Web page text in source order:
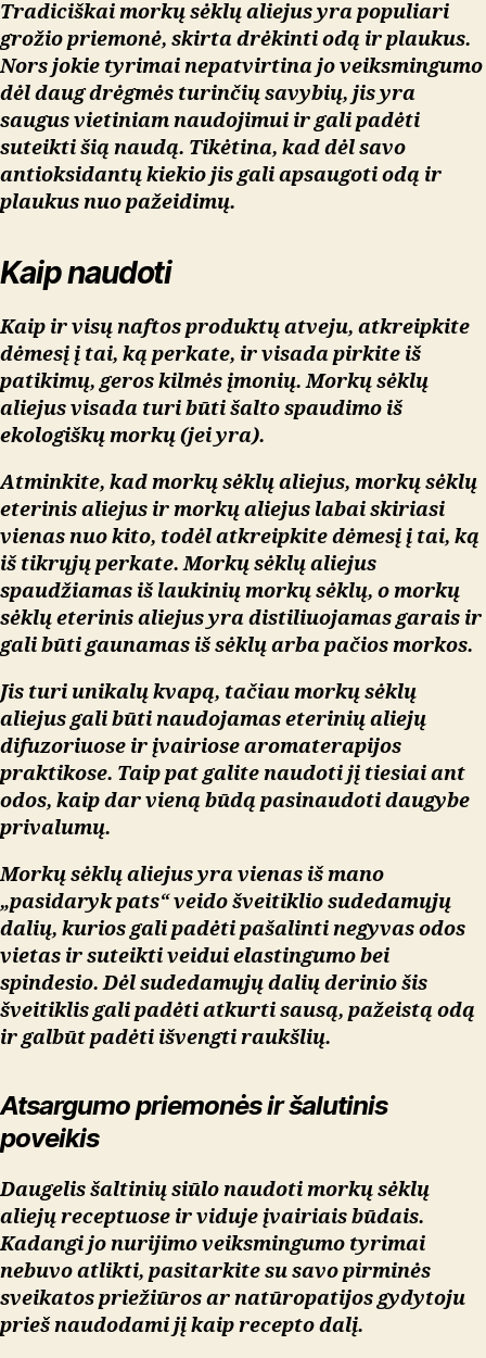
Tradiciškai morkų sėklų aliejus yra populiari
grožio priemonė, skirta drėkinti odą ir plaukus.
Nors jokie tyrimai nepatvirtina jo veiksmingumo
dėl daug drėgmės turinčių savybių, jis yra
saugus vietiniam naudojimui ir gali padėti
suteikti šią naudą. Tikėtina, kad dėl savo
antioksidantų kiekio jis gali apsaugoti odą ir
plaukus nuo pažeidimų.
Kaip naudoti
Kaip ir visų naftos produktų atveju, atkreipkite
dėmesį į tai, ką perkate, ir visada pirkite iš
patikimų, geros kilmės įmonių. Morkų sėklų
aliejus visada turi būti šalto spaudimo iš
ekologiškų morkų (jei yra).
Atminkite, kad morkų sėklų aliejus, morkų sėklų
eterinis aliejus ir morkų aliejus labai skiriasi
vienas nuo kito, todėl atkreipkite dėmesį į tai, ką
iš tikrųjų perkate. Morkų sėklų aliejus
spaudžiamas iš laukinių morkų sėklų, o morkų
sėklų eterinis aliejus yra distiliuojamas garais ir
gali būti gaunamas iš sėklų arba pačios morkos.
Jis turi unikalų kvapą, tačiau morkų sėklų
aliejus gali būti naudojamas eterinių aliejų
difuzoriuose ir įvairiose aromaterapijos
praktikose. Taip pat galite naudoti jį tiesiai ant
odos, kaip dar vieną būdą pasinaudoti daugybe
privalumų.
Morkų sėklų aliejus yra vienas iš mano
„pasidaryk pats“ veido šveitiklio sudedamųjų
dalių, kurios gali padėti pašalinti negyvas odos
vietas ir suteikti veidui elastingumo bei
spindesio. Dėl sudedamųjų dalių derinio šis
šveitiklis gali padėti atkurti sausą, pažeistą odą
ir galbūt padėti išvengti raukšlių.
Atsargumo priemonės ir šalutinis
poveikis
Daugelis šaltinių siūlo naudoti morkų sėklų
aliejų receptuose ir viduje įvairiais būdais.
Kadangi jo nurijimo veiksmingumo tyrimai
nebuvo atlikti, pasitarkite su savo pirminės
sveikatos priežiūros ar natūropatijos gydytoju
prieš naudodami jį kaip recepto dalį.